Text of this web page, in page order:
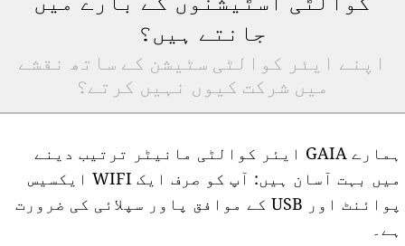
جانتے ہیں؟
اپنے ایئر کوالٹی سٹیشن کے ساتھ نقشے
میں شرکت کیوں نہیں کرتے؟
ہمارے GAIA ایئر کوالٹی مانیٹر ترتیب دینے
میں بہت آسان ہیں: آپ کو صرف ایک WIFI ایکسیس
پوائنٹ اور USB کے موافق پاور سپلائی کی ضرورت
ہے۔